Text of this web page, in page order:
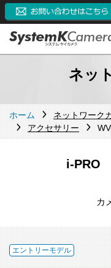
ネッ
ホーム ネットワーク
アクセサリー
i-PRO
カ
エントリーモデル